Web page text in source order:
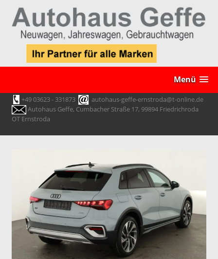
Menü
+49 03623 - 331873
autohaus-geffe-ernstroda@t-online.de
Autohaus Geffe, Cumbacher Straße 17, 99894 Friedrichroda
OT Ernstroda